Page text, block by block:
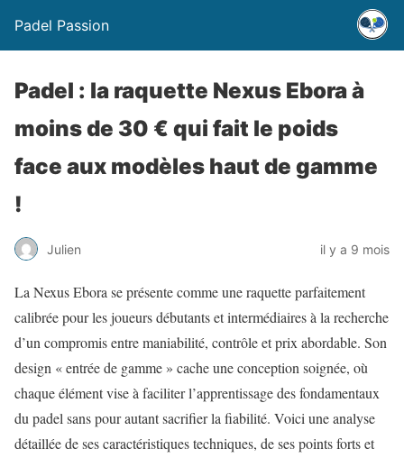
Padel Passion
Padel : la raquette Nexus Ebora à
moins de 30 € qui fait le poids
face aux modèles haut de gamme
!
Julien il y a 9 mois
La Nexus Ebora se présente comme une raquette parfaitement
calibrée pour les joueurs débutants et intermédiaires à la recherche
d’un compromis entre maniabilité, contrôle et prix abordable. Son
design « entrée de gamme » cache une conception soignée, où
chaque élément vise à faciliter l’apprentissage des fondamentaux
du padel sans pour autant sacrifier la fiabilité. Voici une analyse
détaillée de ses caractéristiques techniques, de ses points forts et